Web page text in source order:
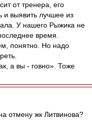
от тренера, его
и выявить лучшее из
У нашего Рыжика не
время.
понятно. Но надо
а вы - говно». Тоже
отмену жк Литвинова?